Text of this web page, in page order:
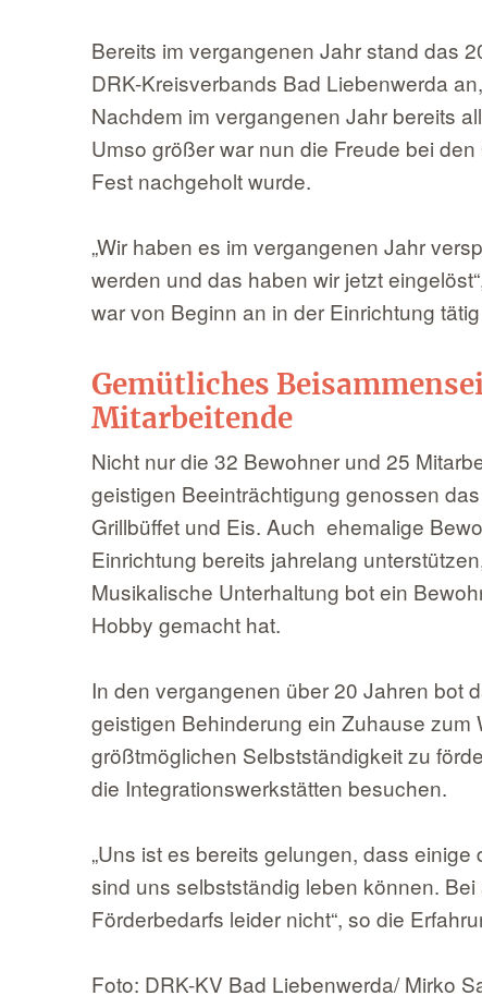
Bereits im vergangenen Jahr stand das
DRK-Kreisverbands Bad Liebenwerda
Nachdem im vergangenen Jahr bereits
Umso größer war nun die Freude bei
Fest nachgeholt wurde.
„Wir haben es im vergangenen Jahr
werden und das haben wir jetzt
war von Beginn an in der Einrichtung
Gemütliches
Mitarbeitende
Nicht nur die 32 Bewohner und 25
geistigen Beeinträchtigung genossen
Grillbüffet und Eis. Auch ehemalige
Einrichtung bereits jahrelang
Musikalische Unterhaltung bot ein
Hobby gemacht hat.
In den vergangenen über 20 Jahren bot
geistigen Behinderung ein Zuhause
größtmöglichen Selbstständigkeit zu
die Integrationswerkstätten besuchen.
„Uns ist es bereits gelungen, dass
sind uns selbstständig leben können.
Förderbedarfs leider nicht“, so die
Foto: DRK-KV Bad Liebenwerda/ Mirko